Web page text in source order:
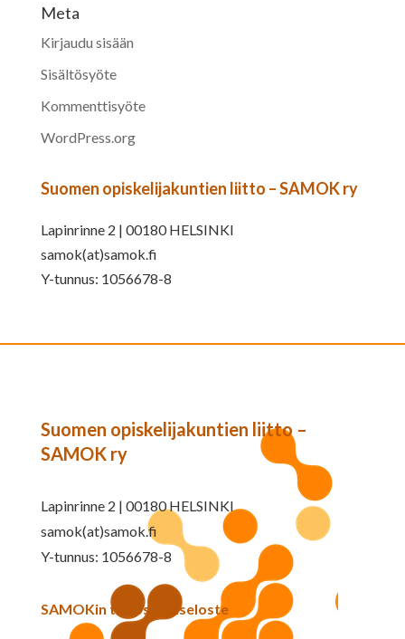
Meta
Kirjaudu sisään
Sisältösyöte
Kommenttisyöte
WordPress.org
Suomen opiskelijakuntien liitto – SAMOK ry
Lapinrinne 2 | 00180 HELSINKI
samok(at)samok.fi
Y-tunnus: 1056678-8
Suomen opiskelijakuntien liitto –
SAMOK ry
Lapinrinne 2 | 00180 HELSINKI
samok(at)samok.fi
Y-tunnus: 1056678-8
SAMOKin tietosuojaseloste